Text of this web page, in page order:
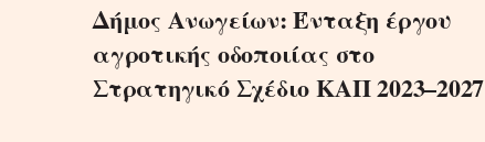
Δήμος Ανωγείων: Ένταξη έργου
αγροτικής οδοποιίας στο
Στρατηγικό Σχέδιο ΚΑΠ 2023–2027